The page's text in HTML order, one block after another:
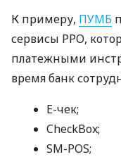
К примеру, ПУМБ
сервисы РРО,
платежными
время банк
E-чек;
CheckBox;
SM-POS;